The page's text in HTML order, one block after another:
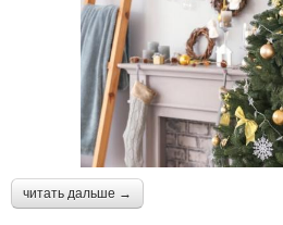
читать дальше →